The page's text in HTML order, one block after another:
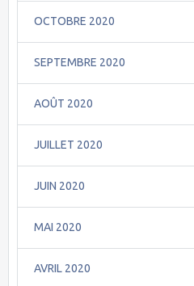
OCTOBRE 2020
SEPTEMBRE 2020
AOÛT 2020
JUILLET 2020
JUIN 2020
MAI 2020
AVRIL 2020